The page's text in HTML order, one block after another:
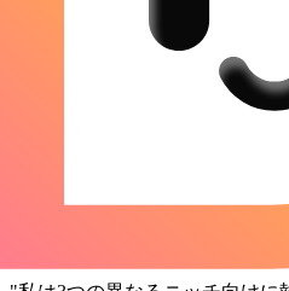
ブラウザのウィンドウを切り替